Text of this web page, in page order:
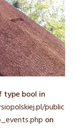
type bool in
on